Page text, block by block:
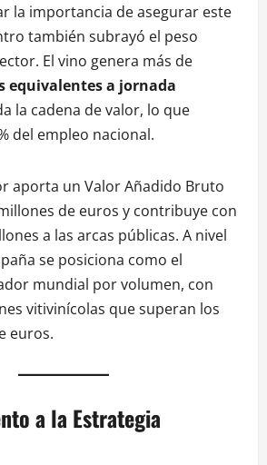
la importancia de asegurar este
también subrayó el peso
El vino genera más de
equivalentes a jornada
la cadena de valor, lo que
del empleo nacional.
aporta un Valor Añadido Bruto
de euros y contribuye con
a las arcas públicas. A nivel
se posiciona como el
mundial por volumen, con
vitivinícolas que superan los
euros.
a la Estrategia